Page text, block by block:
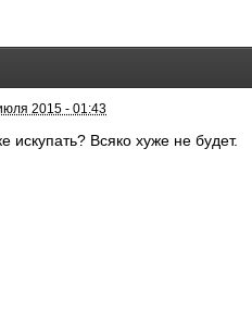
2015 - 01:43
искупать? Всяко хуже не будет.